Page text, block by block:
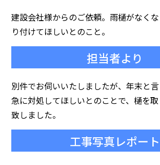
建設会社様からのご依頼。雨樋がなく
り付けてほしいとのこと。
担当者より
別件でお伺いいたしましたが、年末と
急に対処してほしいとのことで、樋を
致しました。
工事写真レポート